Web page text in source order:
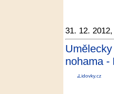
31. 12.
nohama -
Lidovky.cz